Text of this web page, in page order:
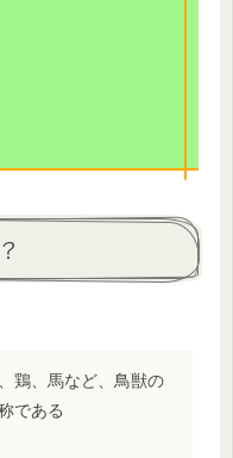
鶏、馬など、鳥獣の
である